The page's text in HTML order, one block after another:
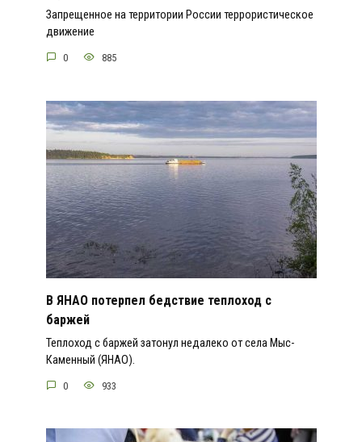
Запрещенное на территории России террористическое
движение
0 885
В ЯНАО потерпел бедствие теплоход с
баржей
Теплоход с баржей затонул недалеко от села Мыс-
Каменный (ЯНАО).
0 933